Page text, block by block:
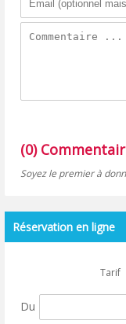
(0)
Soyez le premier à
Réservation en ligne
Tarif
Du